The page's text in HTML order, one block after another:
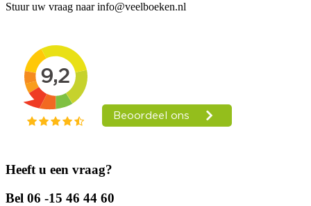
Stuur uw vraag naar info@veelboeken.nl
Heeft u een vraag?
Bel 06 -15 46 44 60